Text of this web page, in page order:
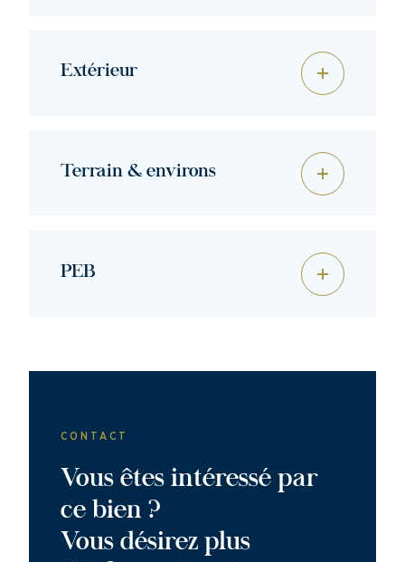
Extérieur
Terrain & environs
PEB
CONTACT
Vous êtes intéressé par
ce bien ?
Vous désirez plus